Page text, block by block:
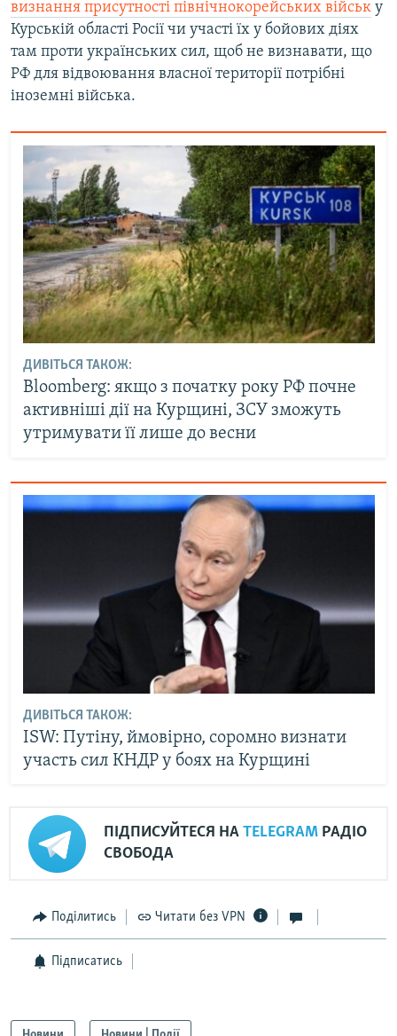
визнання присутності північнокорейських військ у
Курській області Росії чи участі їх у бойових діях
там проти українських сил, щоб не визнавати, що
РФ для відвоювання власної території потрібні
іноземні війська.
ДИВІТЬСЯ ТАКОЖ:
Bloomberg: якщо з початку року РФ почне
активніші дії на Курщині, ЗСУ зможуть
утримувати її лише до весни
ДИВІТЬСЯ ТАКОЖ:
ISW: Путіну, ймовірно, соромно визнати
участь сил КНДР у боях на Курщині
ПІДПИСУЙТЕСЯ НА TELEGRAM РАДІО
СВОБОДА
Поділитись Читати без VPN
Підписатись